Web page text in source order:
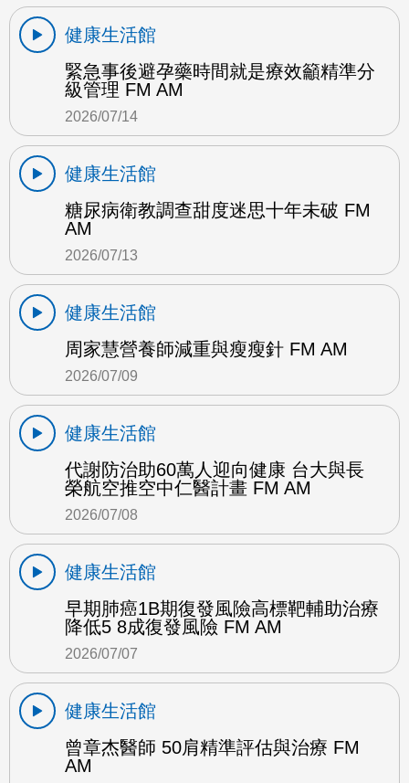
健康生活館
緊急事後避孕藥時間就是療效籲精準分
級管理 FM AM
2026/07/14
健康生活館
糖尿病衛教調查甜度迷思十年未破 FM
AM
2026/07/13
健康生活館
周家慧營養師減重與瘦瘦針 FM AM
2026/07/09
健康生活館
代謝防治助60萬人迎向健康 台大與長
榮航空推空中仁醫計畫 FM AM
2026/07/08
健康生活館
早期肺癌1B期復發風險高標靶輔助治療
降低5 8成復發風險 FM AM
2026/07/07
健康生活館
曾章杰醫師 50肩精準評估與治療 FM
AM